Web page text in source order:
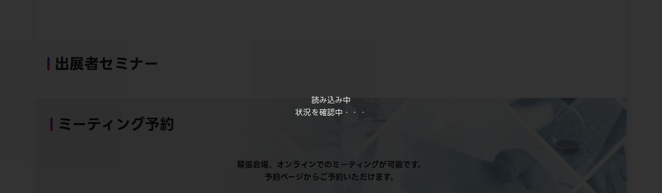
読み込み中
状況を確認中・・・
出展者セミナー
ミーティング予約
幕張会場、オンラインでのミーティングが可能です。
予約ページからご予約いただけます。